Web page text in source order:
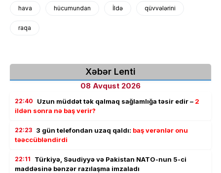
hava hücumundan İldə qüvvələrini
raqa
Xəbər Lenti
08 Avqust 2026
22:40 Uzun müddət tək qalmaq sağlamlığa təsir edir – 2
ildən sonra nə baş verir?
22:23 3 gün telefondan uzaq qaldı: baş verənlər onu
təəccübləndirdi
22:11
Türkiyə, Səudiyyə və Pakistan NATO-nun 5-ci
maddəsinə bənzər razılaşma imzaladı